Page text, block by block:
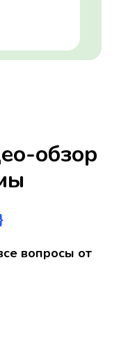
обзор
вопросы от